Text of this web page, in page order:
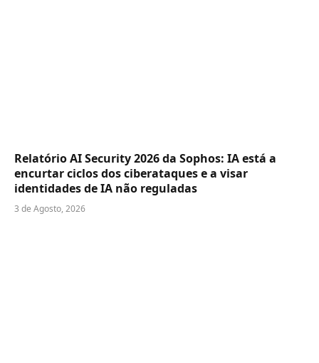
Relatório AI Security 2026 da Sophos: IA está a
encurtar ciclos dos ciberataques e a visar
identidades de IA não reguladas
3 de Agosto, 2026